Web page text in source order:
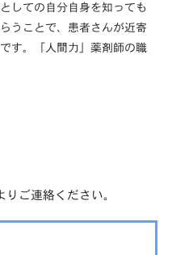
しての自分自身を知っても
うことで、患者さんが近寄
す。「人間力」薬剤師の職
ご連絡ください。